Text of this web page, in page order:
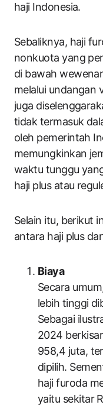
haji Indonesia.
Sebaliknya, haji
nonkuota yang
di bawah
melalui undangan
juga
tidak termasuk
oleh pemerintah
memungkinkan
waktu tunggu
haji plus atau
Selain itu, berikut
antara haji plus
Biaya
Secara
lebih tinggi
Sebagai
2024
958,4 juta,
dipilih.
haji furoda
yaitu sekitar